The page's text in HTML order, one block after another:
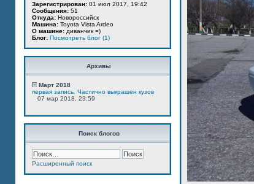
Зарегистрирован: 01 июл 2017, 19:42
Сообщения: 51
Откуда: Новороссийск
Машина: Toyota Vista Ardeo
О машине: диванчик =)
Блог: Посмотреть блог (1)
Архивы
Март 2018
первая запись. Частично выкрашен кузов
07 мар 2018, 23:59
Поиск блогов
Расширенный поиск